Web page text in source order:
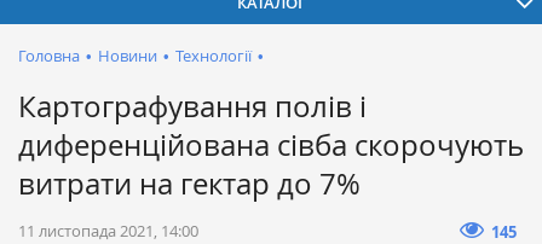
Головна • Новини • Технології •
Картографування полів і
диференційована сівба скорочують
витрати на гектар до 7%
11 листопада 2021, 14:00 145